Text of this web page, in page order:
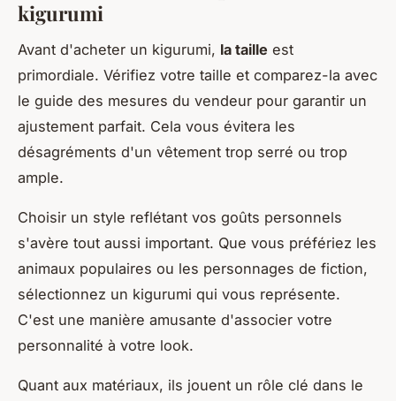
kigurumi
Avant d'acheter un kigurumi, la taille est
primordiale. Vérifiez votre taille et comparez-la avec
le guide des mesures du vendeur pour garantir un
ajustement parfait. Cela vous évitera les
désagréments d'un vêtement trop serré ou trop
ample.
Choisir un style reflétant vos goûts personnels
s'avère tout aussi important. Que vous préfériez les
animaux populaires ou les personnages de fiction,
sélectionnez un kigurumi qui vous représente.
C'est une manière amusante d'associer votre
personnalité à votre look.
Quant aux matériaux, ils jouent un rôle clé dans le